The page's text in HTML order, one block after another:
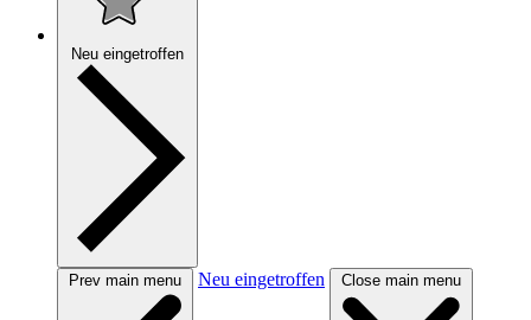
Neu eingetroffen
Prev main menu Neu eingetroffen Close main menu